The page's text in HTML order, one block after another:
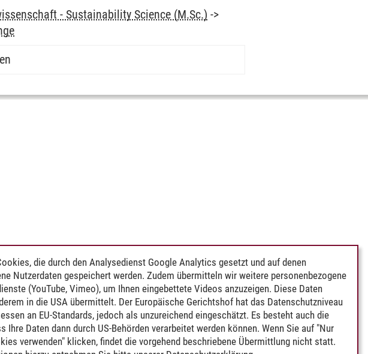
- Sustainability Science (M.Sc.) ->
die durch den Analysedienst Google Analytics gesetzt und auf denen
Nutzerdaten gespeichert werden. Zudem übermitteln wir weitere personenbezogene
(YouTube, Vimeo), um Ihnen eingebettete Videos anzuzeigen. Diese Daten
in die USA übermittelt. Der Europäische Gerichtshof hat das Datenschutzniveau
an EU-Standards, jedoch als unzureichend eingeschätzt. Es besteht auch die
Ihre Daten dann durch US-Behörden verarbeitet werden können. Wenn Sie auf "Nur
verwenden" klicken, findet die vorgehend beschriebene Übermittlung nicht statt.